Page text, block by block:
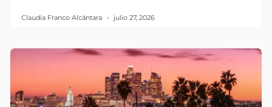
Claudia Franco Alcántara julio 27, 2026